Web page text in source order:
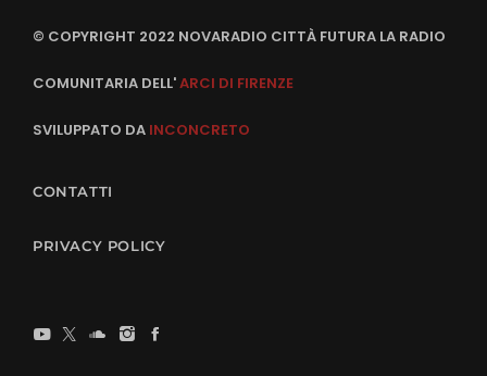
© COPYRIGHT 2022 NOVARADIO CITTÀ FUTURA LA RADIO
COMUNITARIA DELL'ARCI DI FIRENZE
SVILUPPATO DA INCONCRETO
CONTATTI
PRIVACY POLICY